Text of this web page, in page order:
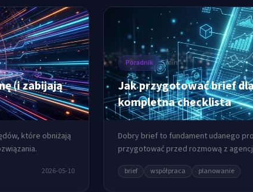
(i zabijają
które obniżają
2026-05-10
Poradnik 5 min
Jak przygotować brief
kompletna checklista
Dobry brief to fundament udanego
przygotować przed rozmową z
zaoszczędzić czas.
brief współpraca planowanie